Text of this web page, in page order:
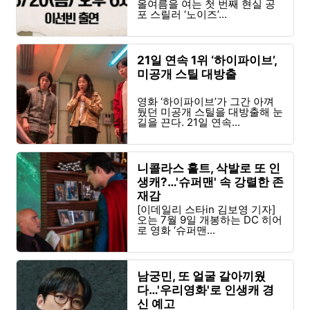
올여름을 여는 첫 번째 현실 공
포 스릴러 ‘노이즈’...
21일 연속 1위 ‘하이파이브’,
미공개 스틸 대방출
영화 ‘하이파이브’가 그간 아껴
뒀던 미공개 스틸을 대방출해 눈
길을 끈다. 21일 연속...
니콜라스 홀트, 삭발로 또 인
생캐?…'슈퍼맨' 속 강렬한 존
재감
[이데일리 스타in 김보영 기자]
오는 7월 9일 개봉하는 DC 히어
로 영화 ‘슈퍼맨...
남궁민, 또 얼굴 갈아끼웠
다…'우리영화'로 인생캐 경
신 예고